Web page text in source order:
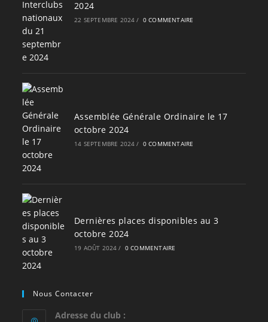
2024
22 SEPTEMBRE 2024 / 0 COMMENTAIRE
Assemblée Générale Ordinaire le 17
octobre 2024
14 SEPTEMBRE 2024 / 0 COMMENTAIRE
Dernières places disponibles au 3
octobre 2024
19 AOÛT 2024 / 0 COMMENTAIRE
Nous Contacter
Adresse du club :